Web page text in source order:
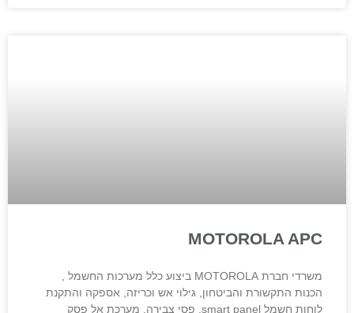
MOTOROLA APC
משרדי חברת MOTOROLA ביצוע כלל מערכות החשמל ,
הכנות התקשורת והביטחון, גילוי אש וכריזה, אספקה והתקנת
לוחות חשמל smart panel, פסי צבירה, מערכת אל פסק